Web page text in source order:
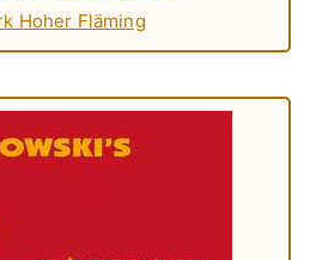
Hoher Fläming